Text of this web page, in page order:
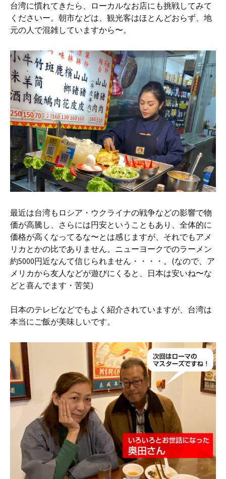
台湾に慣れてきたら、ローカルなお店にも挑戦してみて
くださいー。朝市などは、観光客はほとんどおらず、地
元の人で混雑していますから〜。
最近は台湾もロシア・ウクライナの戦争などの影響で物
価が高騰し、さらには円安ということもあり、全体的に
価格が高くなってるな〜とは感じますが、それでもアメ
リカとかの比でありません。ニューヨークでのラーメン
約5000円近なんて信じられません・・・・。(なので、ア
メリカから友人などが遊びにくると、日本は安いね〜な
どと喜んでます・苦笑)
日本のテレビなどでもよく紹介されていますが、台湾は
本当にご飯が美味しいです。